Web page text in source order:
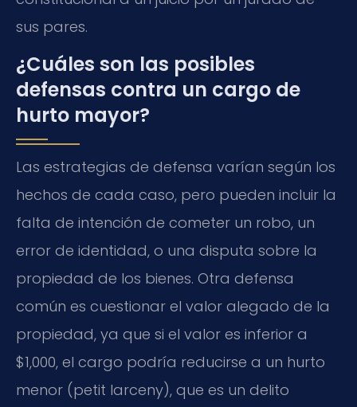
sus pares.
¿Cuáles son las posibles
defensas contra un cargo de
hurto mayor?
Las estrategias de defensa varían según los
hechos de cada caso, pero pueden incluir la
falta de intención de cometer un robo, un
error de identidad, o una disputa sobre la
propiedad de los bienes. Otra defensa
común es cuestionar el valor alegado de la
propiedad, ya que si el valor es inferior a
$1,000, el cargo podría reducirse a un hurto
menor (petit larceny), que es un delito